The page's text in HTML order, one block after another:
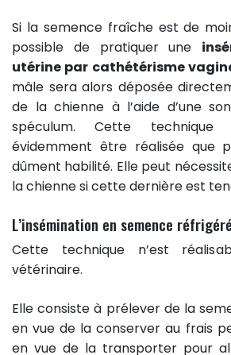
Si la semence fraîche est de
possible de pratiquer une
utérine par cathétérisme
mâle sera alors déposée
de la chienne à l’aide d’une
spéculum. Cette
évidemment être réalisée que
dûment habilité. Elle peut
la chienne si cette dernière est
L’insémination en semence
Cette technique n’est
vétérinaire.
Elle consiste à prélever de la
en vue de la conserver au frais
en vue de la transporter pour